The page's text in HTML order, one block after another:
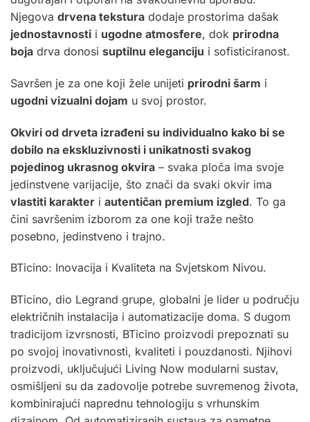
Njegova drvena tekstura dodaje prostorima dašak
jednostavnosti i ugodne atmosfere, dok prirodna
boja drva donosi suptilnu eleganciju i sofisticiranost.
Savršen je za one koji žele unijeti prirodni šarm i
ugodni vizualni dojam u svoj prostor.
Okviri od drveta izrađeni su individualno kako bi se
dobilo na ekskluzivnosti i unikatnosti svakog
pojedinog ukrasnog okvira – svaka ploča ima svoje
jedinstvene varijacije, što znači da svaki okvir ima
vlastiti karakter i autentičan premium izgled. To ga
čini savršenim izborom za one koji traže nešto
posebno, jedinstveno i trajno.
BTicino: Inovacija i Kvaliteta na Svjetskom Nivou.
BTicino, dio Legrand grupe, globalni je lider u području
električnih instalacija i automatizacije doma. S dugom
tradicijom izvrsnosti, BTicino proizvodi prepoznati su
po svojoj inovativnosti, kvaliteti i pouzdanosti. Njihovi
proizvodi, uključujući Living Now modularni sustav,
osmišljeni su da zadovolje potrebe suvremenog života,
kombinirajući naprednu tehnologiju s vrhunskim